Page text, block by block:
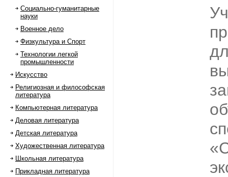
Социально-гуманитарные
науки
Военное дело
Физкультура и Спорт
Технологии легкой
промышленности
Искусство
Религиозная и философская
литература
Компьютерная литература
Деловая литература
Детская литература
Художественная литература
Школьная литература
Прикладная литература